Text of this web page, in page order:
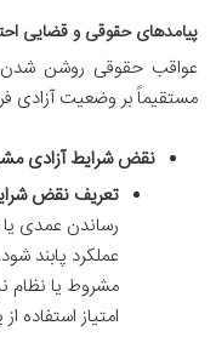
پیامدهای حقوقی و قضایی
عواقب حقوقی روشن شدن
مستقیماً بر وضعیت آزادی
نقض شرایط آزادی
تعریف نقض
رساندن عمدی
عملکرد پابند
مشروط یا نظام
امتیاز استفاده